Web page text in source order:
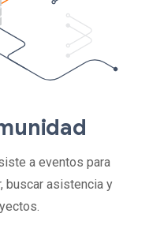
a eventos para
buscar asistencia y